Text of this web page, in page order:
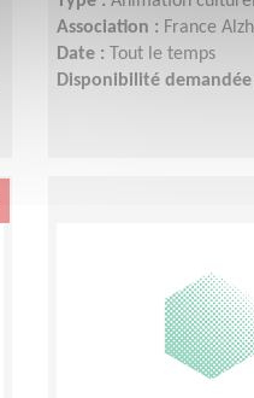
Association : France
Date :
Tout le temps
Disponibilité demandée